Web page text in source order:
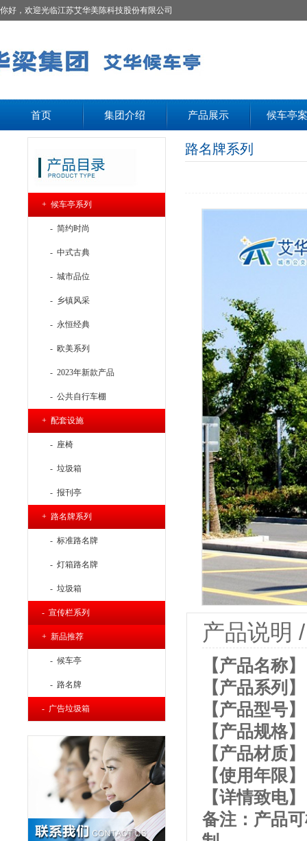
你好，欢迎光临江苏艾华美陈科技股份有限公司
首页 集团介绍 产品展示 候车亭
+ 候车亭系列
- 简约时尚
- 中式古典
- 城市品位
- 乡镇风采
- 永恒经典
- 欧美系列
- 2023年新款产品
- 公共自行车棚
+ 配套设施
- 座椅
- 垃圾箱
- 报刊亭
+ 路名牌系列
- 标准路名牌
- 灯箱路名牌
- 垃圾箱
- 宣传栏系列
+ 新品推荐
- 候车亭
- 路名牌
- 广告垃圾箱
路名牌系列
产品说明
【产品名称
【产品系列
【产品型号
【产品规格
【产品材质
【使用年限
【详情致电】
备注：产品